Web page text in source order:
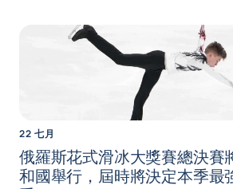
22 七月
俄羅斯花式滑冰大獎賽總決賽
和國舉行，屆時將決定本季最